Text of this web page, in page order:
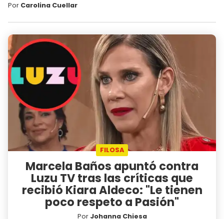
Por Carolina Cuellar
FILOSA
Marcela Baños apuntó contra
Luzu TV tras las críticas que
recibió Kiara Aldeco: "Le tienen
poco respeto a Pasión"
Por Johanna Chiesa